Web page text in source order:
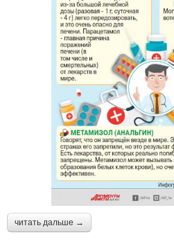
читать дальше →